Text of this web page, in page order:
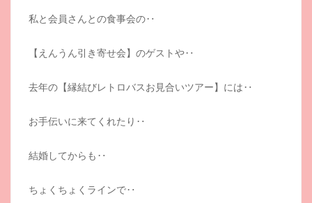
私と会員さんとの食事会の‥
【えんうん引き寄せ会】のゲストや‥
去年の【縁結びレトロバスお見合いツアー】には‥
お手伝いに来てくれたり‥
結婚してからも‥
ちょくちょくラインで‥